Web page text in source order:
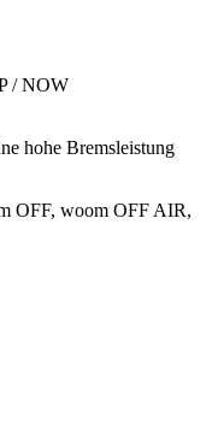
/ NOW
hohe Bremsleistung
OFF, woom OFF AIR,